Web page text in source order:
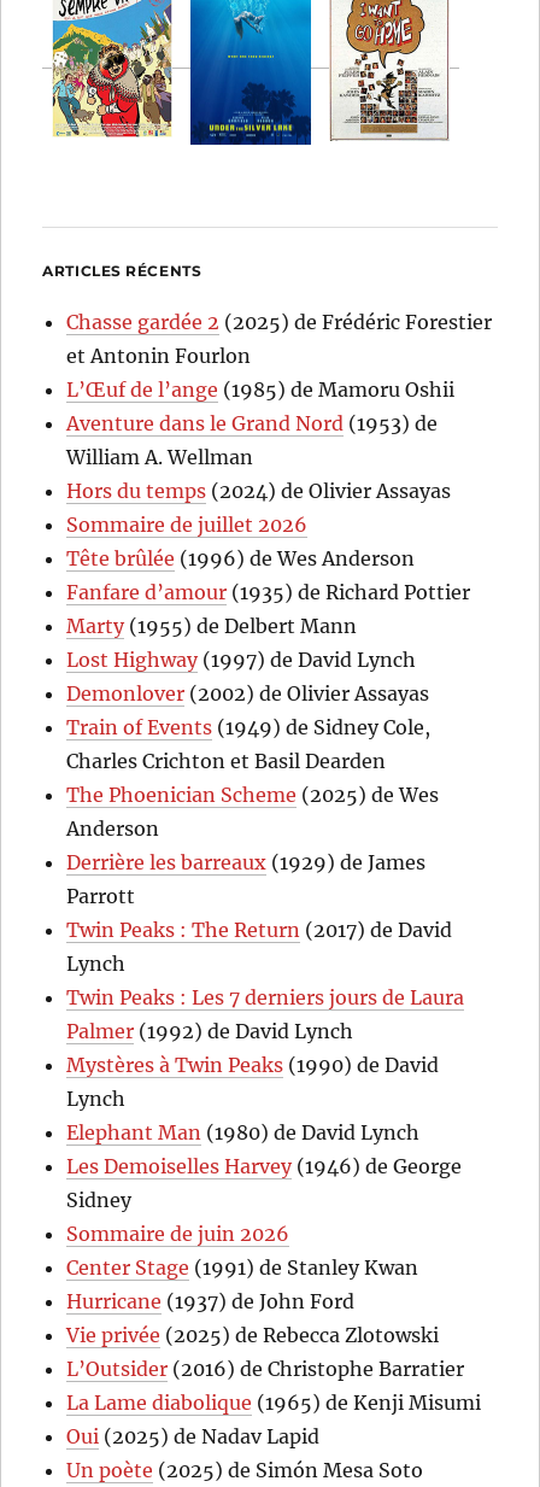
ARTICLES RÉCENTS
Chasse gardée 2 (2025) de Frédéric Forestier
et Antonin Fourlon
L’Œuf de l’ange (1985) de Mamoru Oshii
Aventure dans le Grand Nord (1953) de
William A. Wellman
Hors du temps (2024) de Olivier Assayas
Sommaire de juillet 2026
Tête brûlée (1996) de Wes Anderson
Fanfare d’amour (1935) de Richard Pottier
Marty(1955) de Delbert Mann
Lost Highway(1997) de David Lynch
Demonlover (2002) de Olivier Assayas
Train of Events (1949) de Sidney Cole,
Charles Crichton et Basil Dearden
The Phoenician Scheme (2025) de Wes
Anderson
Derrière les barreaux (1929) de James
Parrott
Twin Peaks : The Return (2017) de David
Lynch
Twin Peaks : Les 7 derniers jours de Laura
Palmer (1992) de David Lynch
Mystères à Twin Peaks (1990) de David
Lynch
Elephant Man (1980) de David Lynch
Les Demoiselles Harvey(1946) de George
Sidney
Sommaire de juin 2026
Center Stage (1991) de Stanley Kwan
Hurricane (1937) de John Ford
Vie privée (2025) de Rebecca Zlotowski
L’Outsider (2016) de Christophe Barratier
La Lame diabolique (1965) de Kenji Misumi
Oui (2025) de Nadav Lapid
Un poète (2025) de Simón Mesa Soto